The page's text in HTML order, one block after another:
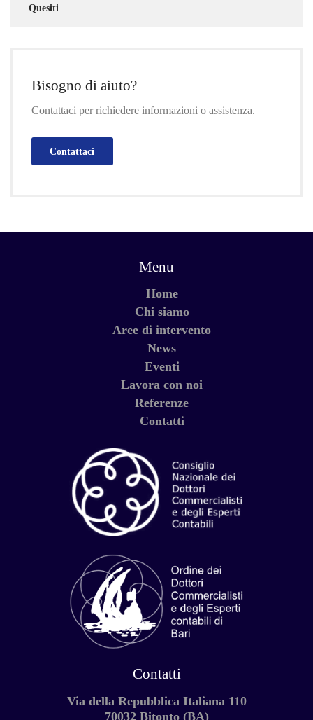
Quesiti
Bisogno di aiuto?
Contattaci per richiedere informazioni o assistenza.
Contattaci
Menu
Home
Chi siamo
Aree di intervento
News
Eventi
Lavora con noi
Referenze
Contatti
Contatti
Via della Repubblica Italiana 110
70032 Bitonto (BA)